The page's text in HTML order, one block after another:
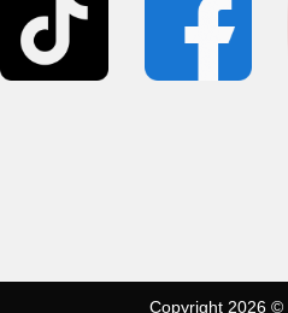
Copyright 2026 ©